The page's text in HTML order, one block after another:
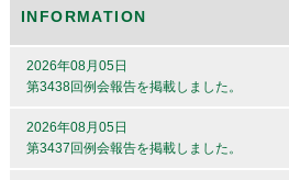
INFORMATION
2026年08月05日
第3438回例会報告を掲載しました。
2026年08月05日
第3437回例会報告を掲載しました。